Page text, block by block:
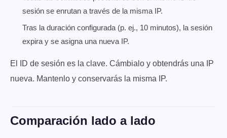
sesión se enrutan a través de la misma IP.
Tras la duración configurada (p. ej., 10 minutos), la sesión
expira y se asigna una nueva IP.
El ID de sesión es la clave. Cámbialo y obtendrás una IP
nueva. Mantenlo y conservarás la misma IP.
Comparación lado a lado